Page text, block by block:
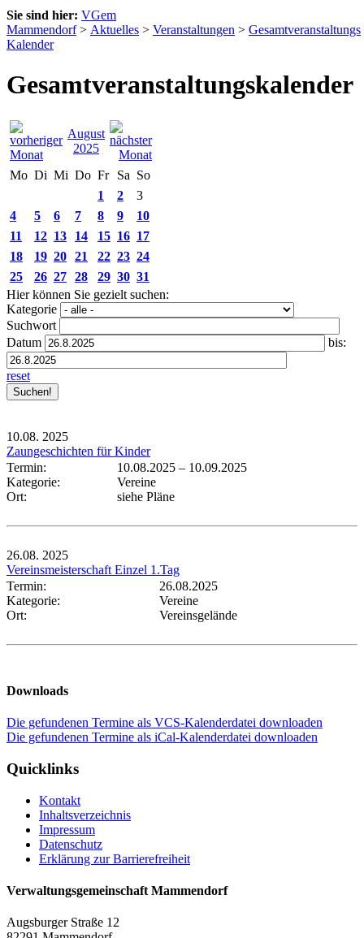
Sie sind hier: VGem
Mammendorf> Aktuelles > Veranstaltungen > Gesamtveranstaltungs
Kalender
Gesamtveranstaltungskalender
August
2025
Mo Di Mi Do Fr Sa So
1
2
3
4
5 6 7 8 9
10
11
12 13 14 15 16 17
18
19 20 21 22 23 24
25
26 27 28 29 30 31
Hier können Sie gezielt suchen:
Kategorie
Suchwort
Datum
bis:
reset
10.08. 2025
Zaungeschichten für Kinder
Termin:
10.08.2025 – 10.09.2025
Kategorie:
Vereine
Ort:
siehe Pläne
26.08. 2025
Vereinsmeisterschaft Einzel 1.Tag
Termin:
26.08.2025
Kategorie:
Vereine
Ort:
Vereinsgelände
Downloads
Die gefundenen Termine als VCS-Kalenderdatei downloaden
Die gefundenen Termine als iCal-Kalenderdatei downloaden
Quicklinks
Kontakt
Inhaltsverzeichnis
Impressum
Datenschutz
Erklärung zur Barrierefreiheit
Verwaltungsgemeinschaft Mammendorf
Augsburger Straße 12